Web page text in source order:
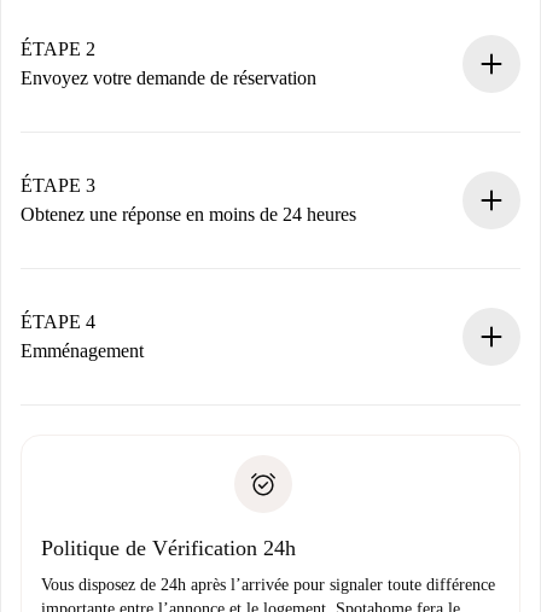
Vous disposez à l’avance de toutes les informations
nécessaires.
ÉTAPE 2
Envoyez votre demande de réservation
Nous ne vous facturerons rien tant que le propriétaire
n’aura pas accepté.
ÉTAPE 3
Obtenez une réponse en moins de 24 heures
contact avec le propriétaire.
Si refusé : aucun prélèvement et nous vous proposerons
Justificatif de solvabilité
ÉTAPE 4
Emménagement
uniquement si aucun problème n'est signalé.
Politique de Vérification 24h
Vous disposez de 24h après l’arrivée pour signaler toute différence